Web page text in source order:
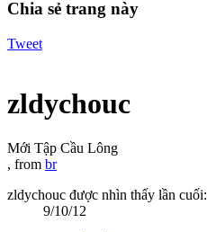
Chia sẻ trang này
Tweet
zldychouc
Mới Tập Cầu Lông
, from br
zldychouc được nhìn thấy lần cuối:
9/10/12